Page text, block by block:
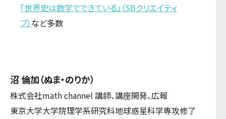
「世界史は数学でできている」（SBクリエイティ
ブ） など多数
沼 倫加（ぬま・のりか）
株式会社math channel 講師、講座開発、広報
東京大学大学院理学系研究科地球惑星科学専攻修了